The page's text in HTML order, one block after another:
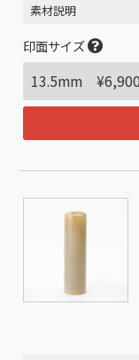
素材説明
印面サイズ